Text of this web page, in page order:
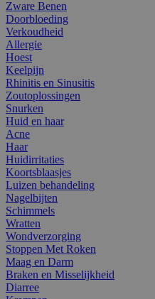
Zware Benen
Doorbloeding
Verkoudheid
Allergie
Hoest
Keelpijn
Rhinitis en Sinusitis
Zoutoplossingen
Snurken
Huid en haar
Acne
Haar
Huidirritaties
Koortsblaasjes
Luizen behandeling
Nagelbijten
Schimmels
Wratten
Wondverzorging
Stoppen Met Roken
Maag en Darm
Braken en Misselijkheid
Diarree